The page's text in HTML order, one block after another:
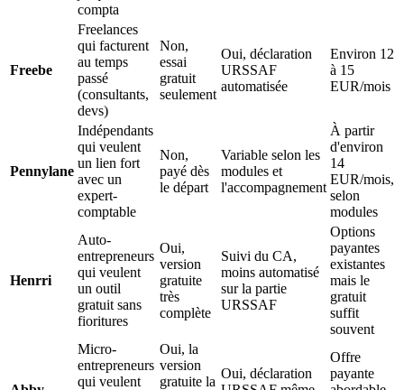
compta
Freebe
Freelances
qui facturent
au temps
passé
(consultants,
devs)
Non,
essai
gratuit
seulement
Oui, déclaration
URSSAF
automatisée
Environ 12
à 15
EUR/mois
Pennylane
Indépendants
qui veulent
un lien fort
avec un
expert-
comptable
Non,
payé dès
le départ
Variable selon les
modules et
l'accompagnement
À partir
d'environ
14
EUR/mois,
selon
modules
Henrri
Auto-
entrepreneurs
qui veulent
un outil
gratuit sans
fioritures
Oui,
version
gratuite
très
complète
Suivi du CA,
moins automatisé
sur la partie
URSSAF
Options
payantes
existantes
mais le
gratuit
suffit
souvent
Micro-
entrepreneurs
qui veulent
Oui, la
version
gratuite la
Oui, déclaration
Offre
payante